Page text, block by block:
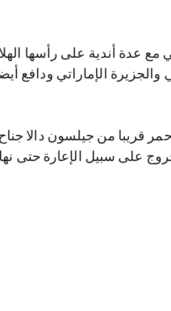
عدة أندية على رأسها
والجزيرة الإماراتي ودافع
قريبا من جيلسون دالا
على سبيل الإعارة حتى